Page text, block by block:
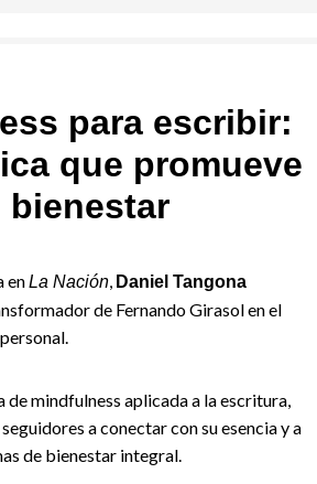
para escribir:
que promueve
bienestar
enLa Nación, Daniel Tangona
de Fernando Girasol en el
de mindfulness aplicada a la escritura,
a conectar con su esencia y a
de bienestar integral.